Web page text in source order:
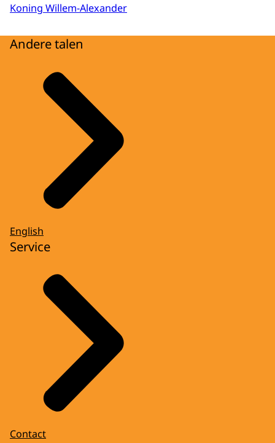
Koning Willem-Alexander
Andere talen
English
Service
Contact